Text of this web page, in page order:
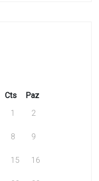
Cts
Paz
1
2
8 9
15 16